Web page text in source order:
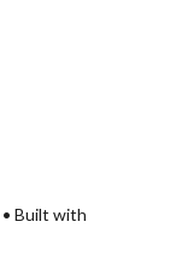
• Built with